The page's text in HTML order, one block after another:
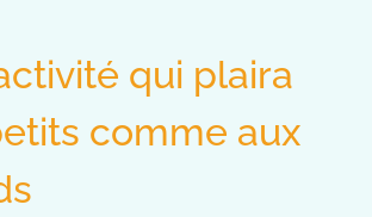
qui plaira
comme aux